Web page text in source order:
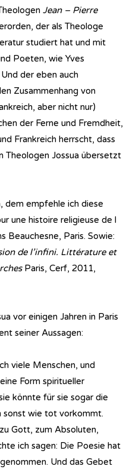
Jean – Pierre
der als Theologe
studiert hat und mit
Poeten, wie Yves
der eben auch
Zusammenhang von
aber nicht nur)
der Ferne und Fremdheit,
Frankreich herrscht, dass
Theologen Jossua übersetzt
dem empfehle ich diese
une histoire religieuse de l
Beauchesne, Paris. Sowie:
de l’infini. Littérature et
Paris, Cerf, 2011,
vor einigen Jahren in Paris
seiner Aussagen:
viele Menschen, und
Form spiritueller
könnte für sie sogar die
sonst wie tot vorkommt.
Gott, zum Absoluten,
ich sagen: Die Poesie hat
Und das Gebet